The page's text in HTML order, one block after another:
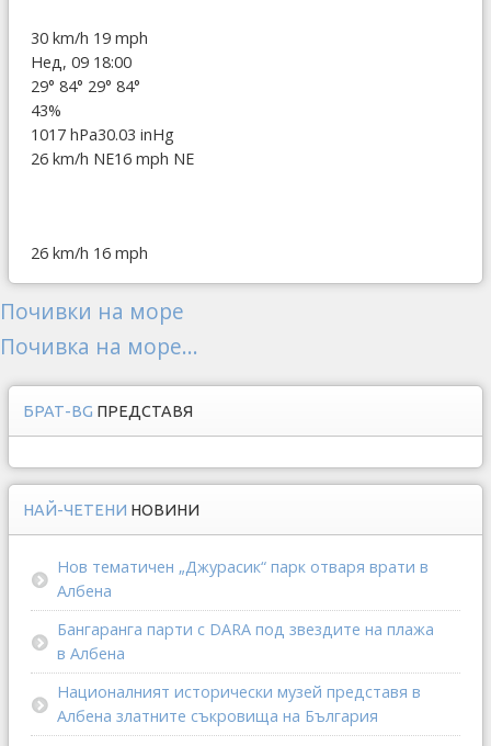
30 km/h 19 mph
Нед, 09 18:00
29° 84° 29° 84°
43%
1017 hPa30.03 inHg
26 km/h NE16 mph NE
26 km/h 16 mph
Почивки на море
Почивка на море...
БРАТ-BG ПРЕДСТАВЯ
НАЙ-ЧЕТЕНИ НОВИНИ
Нов тематичен „Джурасик“ парк отваря врати в
Албена
Бангаранга парти с DARA под звездите на плажа
в Албена
Националният исторически музей представя в
Албена златните съкровища на България